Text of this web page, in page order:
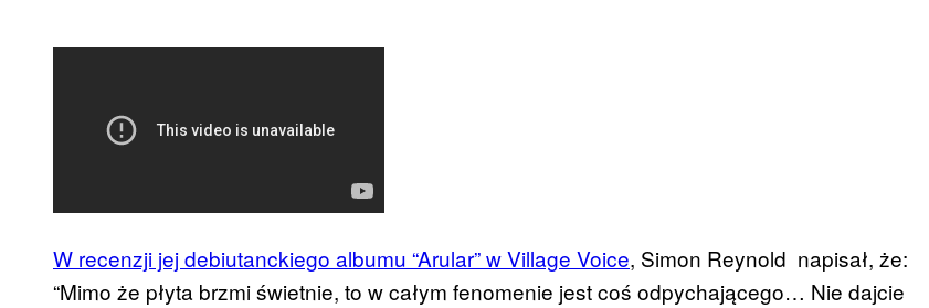
W recenzji jej debiutanckiego albumu “Arular” w Village Voice, Simon Reynold napisał, że:
“Mimo że płyta brzmi świetnie, to w całym fenomenie jest coś odpychającego… Nie dajcie